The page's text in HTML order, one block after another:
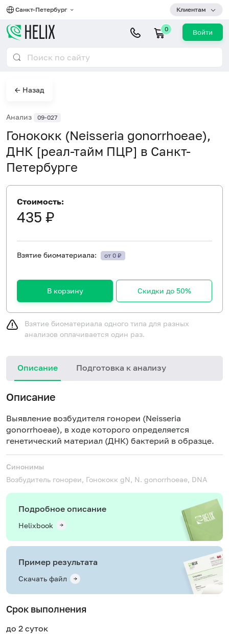
Санкт-Петербург Клиентам
0 Войти
← Назад
Анализ 09-027
Гонококк (Neisseria gonorrhoeae),
ДНК [реал-тайм ПЦР] в Санкт-
Петербурге
Стоимость:
435 ₽
Взятие биоматериала: от 0 ₽
В корзину Скидки до 50%
Взятие биоматериала одного типа для разных
анализов оплачивается один раз.
Описание Подготовка к анализу
Описание
Выявление возбудителя гонореи (Neisseria
gonorrhoeae), в ходе которого определяется
генетический материал (ДНК) бактерий в образце.
Синонимы
Возбудитель гонореи, Гонококк gN, N. gonorrhoeae, DNA
Подробное описание
Helixbook
Пример результата
Скачать файл
Срок выполнения
до 2 суток